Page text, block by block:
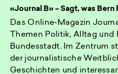
«Journal B» – Sagt, was
Das Online-Magazin
Themen Politik, Alltag und
Bundesstadt. Im Zentrum
der journalistische
Geschichten und